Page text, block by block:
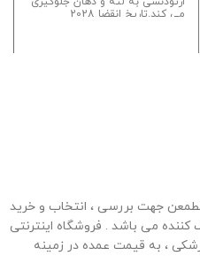
می کند.تاریخ انقضا 2028
جهت بررسی ، انتخاب و خرید
کننده می باشد . فروشگاه اینترنتی
، به قیمت عمده در زمینه